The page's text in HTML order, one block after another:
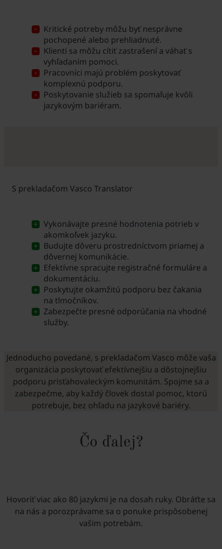
Kritické potreby môžu byť nesprávne
pochopené alebo prehliadnuté.
Klienti sa môžu cítiť zastrašení a váhať s
vyhľadaním pomoci.
Pracovníci majú problém poskytovať
komplexnú podporu.
Poskytovanie služieb sa spomaľuje kvôli
jazykovým bariéram.
S prekladačom Vasco Translator
Vykonávajte presné hodnotenia potrieb v
akomkoľvek jazyku.
Budujte dôveru prostredníctvom priamej a
dôvernej komunikácie.
Efektívne spracujte registračné formuláre a
dokumentáciu.
Poskytujte okamžitú podporu bez čakania
na tlmočníkov.
Zabezpečte presné odporúčania na vhodné
služby.
Jednoducho povedané, s prekladačom Vasco môže vaša
organizácia poskytovať efektívnejšiu a dôstojnejšiu
podporu prisťahovaleckým komunitám. Spojme sa a
zabezpečme, aby každý človek dostal pomoc, ktorú
potrebuje, bez ohľadu na jazykové bariéry.
Čo ďalej?
Hovoriť viac ako 80 jazykmi je na dosah ruky. Obráťte sa
na nás a porozprávame sa o ponuke prispôsobenej
vašim potrebám.